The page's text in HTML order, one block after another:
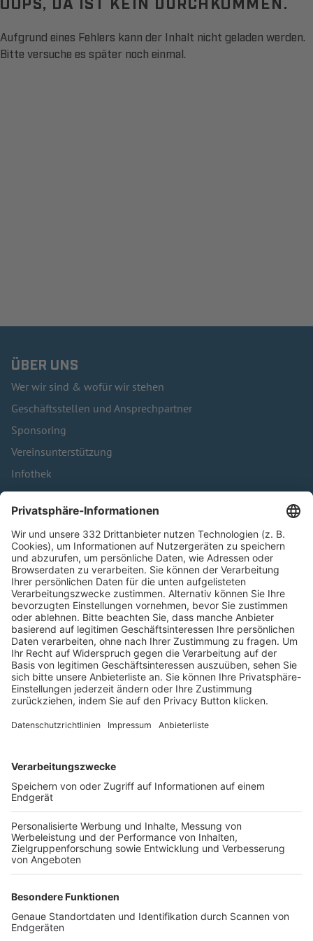
Aufgrund eines Fehlers kann der Inhalt nicht geladen werden.
Bitte versuche es später noch einmal.
ÜBER UNS
Wer wir sind & wofür wir stehen
Geschäftsstellen und Ansprechpartner
Sponsoring
Vereinsunterstützung
Infothek
Kontakt
HÄUFIG BESUCHTE SEITEN
Pässe und Vereinswechsel
Trainerausbildung
Schulungsangebot Vereinsmitarbeiter
BFV-Geschäftsstellen
Trainerbörse
Login SpielPlus
FOLGE DEM BFV
TOP-VEREINE
TOP-PARTNER